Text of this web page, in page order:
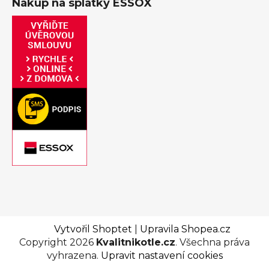
Nákup na splátky ESSOX
Vytvořil Shoptet
Upravila Shopea.cz
Copyright 2026 Kvalitnikotle.cz. Všechna práva
vyhrazena. Upravit nastavení cookies